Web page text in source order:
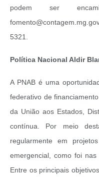
podem ser
5321.
Política Nacional Aldir
A PNAB é uma
federativo de
da União aos Estados,
contínua. Por meio
regularmente em
emergencial, como foi
Entre os principais